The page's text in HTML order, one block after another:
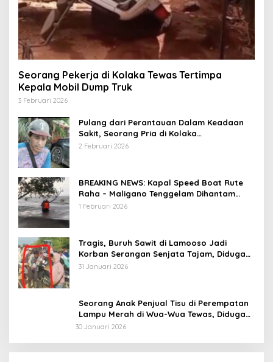
Seorang Pekerja di Kolaka Tewas Tertimpa
Kepala Mobil Dump Truk
3 Februari 2026
Pulang dari Perantauan Dalam Keadaan
Sakit, Seorang Pria di Kolaka
Diterlantarkan Istri
2 Februari 2026
BREAKING NEWS: Kapal Speed Boat Rute
Raha – Maligano Tenggelam Dihantam
Angin dan Ombak Tinggi
1 Februari 2026
Tragis, Buruh Sawit di Lamooso Jadi
Korban Serangan Senjata Tajam, Diduga
Terkait Tanah
31 Januari 2026
Seorang Anak Penjual Tisu di Perempatan
Lampu Merah di Wua-Wua Tewas, Diduga
Jadi Korban Tabrak Lari
30 Januari 2026